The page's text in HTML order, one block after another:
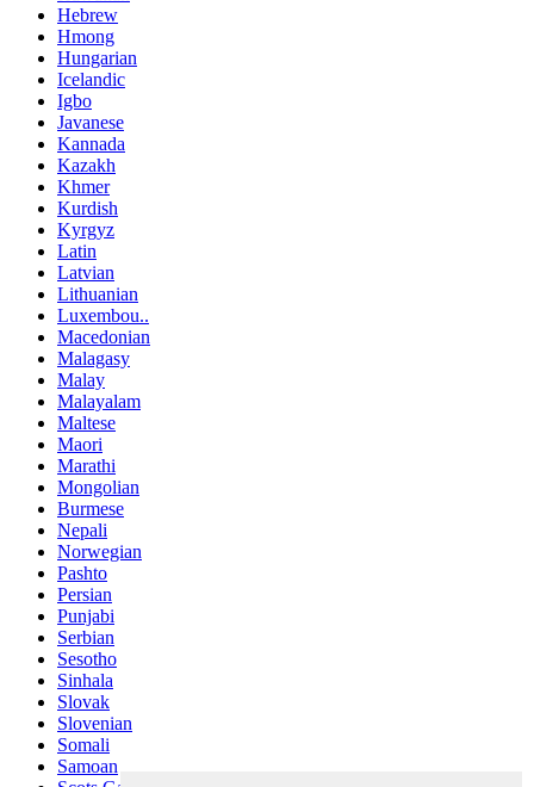
Hebrew
Hmong
Hungarian
Icelandic
Igbo
Javanese
Kannada
Kazakh
Khmer
Kurdish
Kyrgyz
Latin
Latvian
Lithuanian
Luxembou..
Macedonian
Malagasy
Malay
Malayalam
Maltese
Maori
Marathi
Mongolian
Burmese
Nepali
Norwegian
Pashto
Persian
Punjabi
Serbian
Sesotho
Sinhala
Slovak
Slovenian
Somali
Samoan